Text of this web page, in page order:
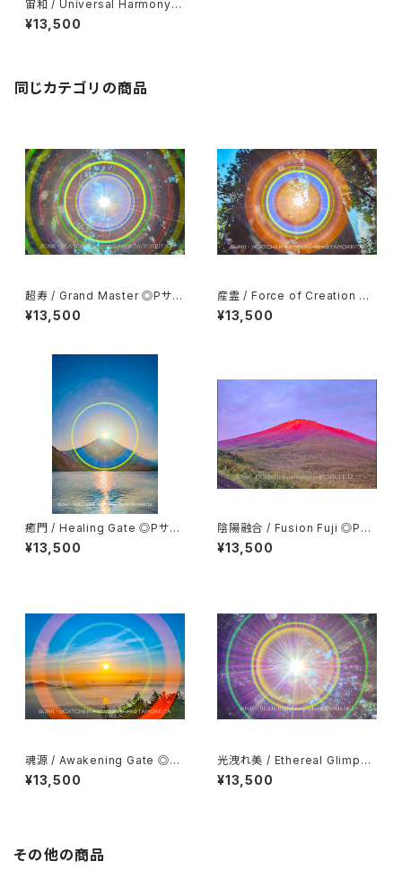
宙和 / Universal Harmony
◎Pサイズ(マット付き)
¥13,500
同じカテゴリの商品
超寿 / Grand Master ◎Pサイ
ズ(マット付き)
¥13,500
産霊 / Force of Creation ◎
Pサイズ(マット付き)
¥13,500
癒門 / Healing Gate ◎Pサイ
ズ(マット付き)
¥13,500
陰陽融合 / Fusion Fuji ◎Pサ
イズ(マット付き)
¥13,500
魂源 / Awakening Gate ◎P
サイズ(マット付き)
¥13,500
光洩れ美 / Ethereal Glimpse
◎Pサイズ(マット付き)
¥13,500
その他の商品